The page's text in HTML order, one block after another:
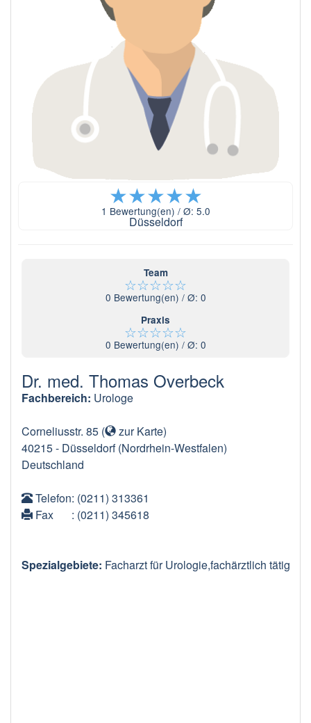
★★★★★
1 Bewertung(en) / Ø: 5.0
Düsseldorf
Team
☆☆☆☆☆
0 Bewertung(en) / Ø: 0
Praxis
☆☆☆☆☆
0 Bewertung(en) / Ø: 0
Dr. med. Thomas Overbeck
Fachbereich: Urologe
Corneliusstr. 85 ( zur Karte)
40215- Düsseldorf (Nordrhein-Westfalen)
Deutschland
Telefon: (0211) 313361
Fax
: (0211) 345618
Spezialgebiete: Facharzt für Urologie,fachärztlich tätig